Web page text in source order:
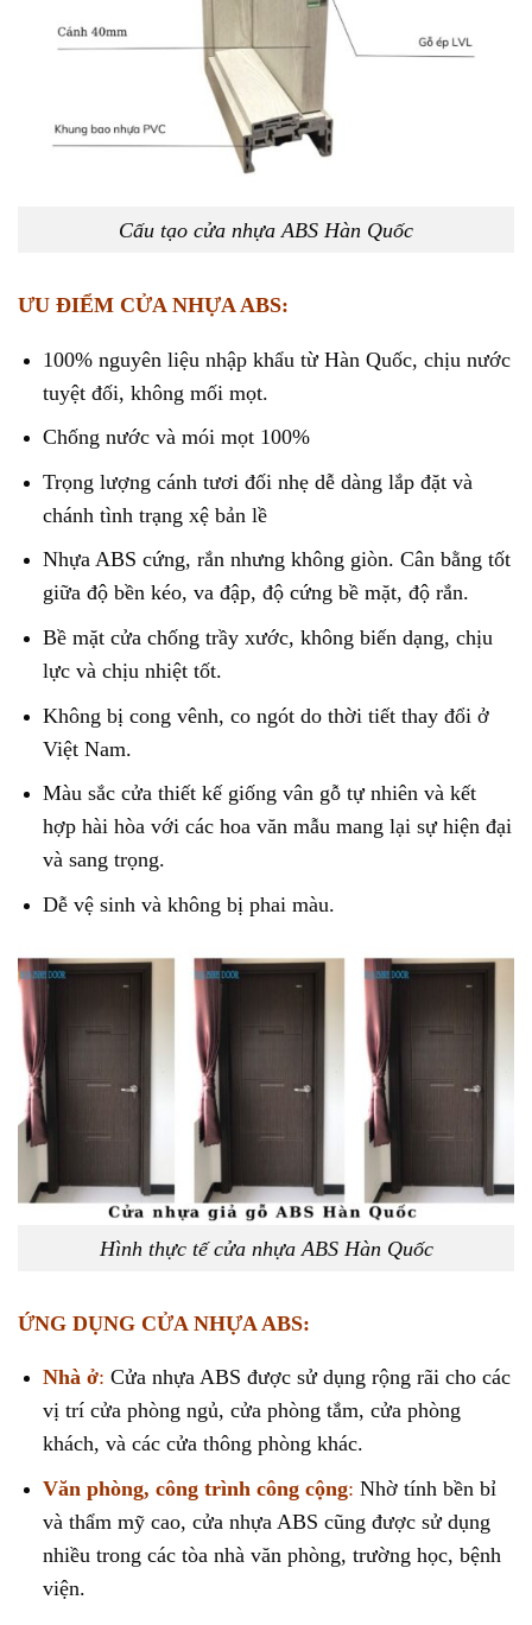
Cấu tạo cửa nhựa ABS Hàn Quốc
ƯU ĐIỂM CỬA NHỰA ABS:
100% nguyên liệu nhập khẩu từ Hàn Quốc, chịu nước
tuyệt đối, không mối mọt.
Chống nước và mói mọt 100%
Trọng lượng cánh tươi đối nhẹ dễ dàng lắp đặt và
chánh tình trạng xệ bản lề
Nhựa ABS cứng, rắn nhưng không giòn. Cân bằng tốt
giữa độ bền kéo, va đập, độ cứng bề mặt, độ rắn.
Bề mặt cửa chống trầy xước, không biến dạng, chịu
lực và chịu nhiệt tốt.
Không bị cong vênh, co ngót do thời tiết thay đổi ở
Việt Nam.
Màu sắc cửa thiết kế giống vân gỗ tự nhiên và kết
hợp hài hòa với các hoa văn mẫu mang lại sự hiện đại
và sang trọng.
Dễ vệ sinh và không bị phai màu.
Hình thực tế cửa nhựa ABS Hàn Quốc
ỨNG DỤNG CỬA NHỰA ABS:
Nhà ở: Cửa nhựa ABS được sử dụng rộng rãi cho các
vị trí cửa phòng ngủ, cửa phòng tắm, cửa phòng
khách, và các cửa thông phòng khác.
Văn phòng, công trình công cộng: Nhờ tính bền bỉ
và thẩm mỹ cao, cửa nhựa ABS cũng được sử dụng
nhiều trong các tòa nhà văn phòng, trường học, bệnh
viện.